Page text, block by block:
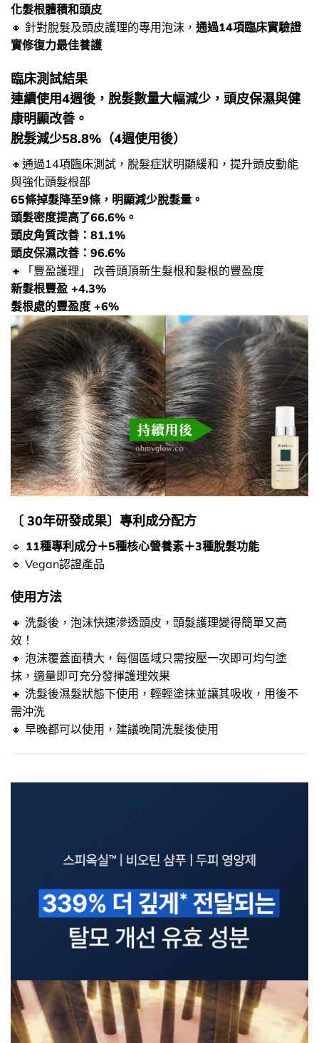
化髮根體積和頭皮
🔸 針對脫髮及頭皮護理的專用泡沫， 通過14項臨床實驗證
實修復力最佳養護
臨床測試結果
連續使用4週後，脫髮數量大幅減少，頭皮保濕與健
康明顯改善。
脫髮減少58.8%（4週使用後）
🔸​通過14項臨床測試，脫髮症狀明顯緩和，提升頭皮動能
與強化頭髮根部
65條掉髮降至9條，明顯減少脫髮量。
頭髮密度提高了66.6%。
頭皮角質改善：81.1%
頭皮保濕改善：96.6%
🔸​「豐盈護理」 改善頭頂新生髮根和髮根的豐盈度
新髮根豐盈 +4.3%
髮根處的豐盈度 +6%
〔​ 30年研發成果〕專利成分配方
🔹 11種專利成分＋5種核心營養素＋3種脫髮功能
🔹 Vegan認證產品
使用方法
🔸​ 洗髮後，泡沫快速滲透頭皮，頭髮護理變得簡單又高
效！
🔸​ 泡沫覆蓋面積大，每個區域只需按壓一次即可均勻塗
抹，適量即可充分發揮護理效果
🔸​ 洗髮後濕髮狀態下使用，輕輕塗抹並讓其吸收，用後不
需沖洗
🔸​ 早晚都可以使用，建議晚間洗髮後使用